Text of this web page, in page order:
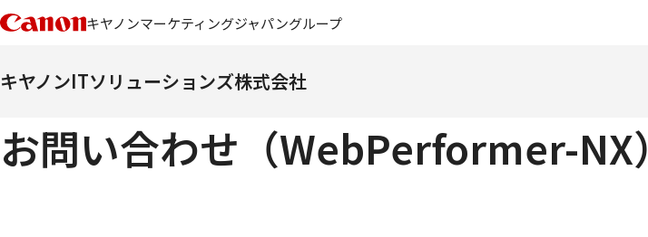
キヤノンマーケティングジャパングループ
キヤノンITソリューションズ株式会社
お問い合わせ（WebPerformer-NX）